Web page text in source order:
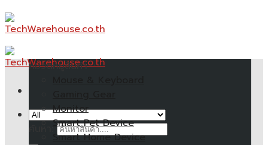
หมวดหมู่สินค้า
Monitor
Smart Pet Device
Smart Home Device